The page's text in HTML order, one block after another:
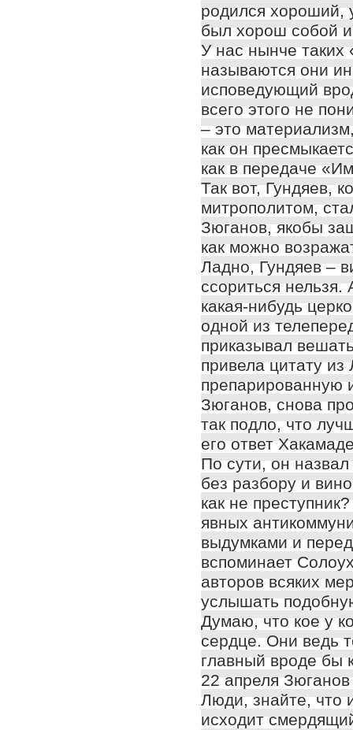
родился хороший,
был хорош собой
У нас нынче таких
называются они
исповедующий
всего этого не
– это
как он
как в передаче
Так вот, Гундяев,
митрополитом,
Зюганов, якобы
как можно
Ладно, Гундяев –
ссориться
какая-нибудь
одной из
приказывал
привела цитату
Зюганов, снова
так подло, что
его ответ
По сути, он
без разбору и
как не
явных
выдумками и
вспоминает
авторов всяких
услышать
Думаю, что кое у
сердце. Они ведь
главный вроде бы
22 апреля
Люди, знайте, что
исходит